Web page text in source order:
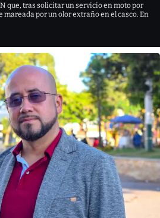
que, tras solicitar un servicio en moto por
por un olor extraño en el casco. En